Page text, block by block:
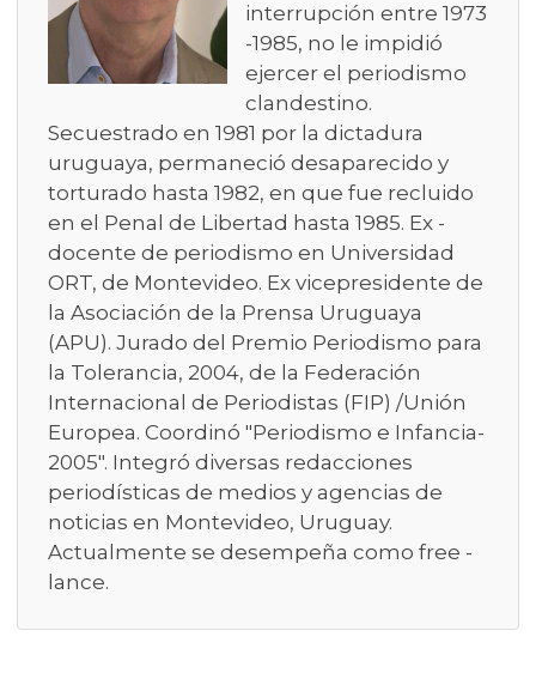
interrupción entre 1973
-1985, no le impidió
ejercer el periodismo
clandestino.
Secuestrado en 1981 por la dictadura
uruguaya, permaneció desaparecido y
torturado hasta 1982, en que fue recluido
en el Penal de Libertad hasta 1985. Ex -
docente de periodismo en Universidad
ORT, de Montevideo. Ex vicepresidente de
la Asociación de la Prensa Uruguaya
(APU). Jurado del Premio Periodismo para
la Tolerancia, 2004, de la Federación
Internacional de Periodistas (FIP) /Unión
Europea. Coordinó "Periodismo e Infancia-
2005". Integró diversas redacciones
periodísticas de medios y agencias de
noticias en Montevideo, Uruguay.
Actualmente se desempeña como free -
lance.